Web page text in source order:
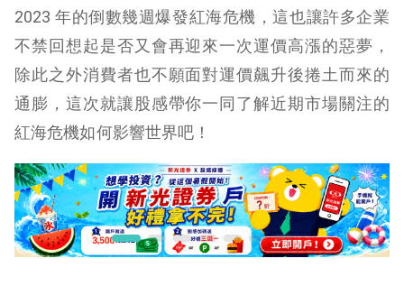
2023 年的倒數幾週爆發紅海危機，這也讓許多企業
不禁回想起是否又會再迎來一次運價高漲的惡夢，
除此之外消費者也不願面對運價飆升後捲土而來的
通膨，這次就讓股感帶你一同了解近期市場關注的
紅海危機如何影響世界吧！